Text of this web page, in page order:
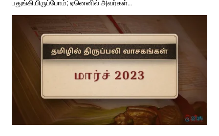
பதுங்கியிருப்போம்; ஏனெனில் அவர்கள்…